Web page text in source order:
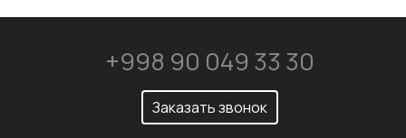
+998 90 049 33 30
Заказать звонок